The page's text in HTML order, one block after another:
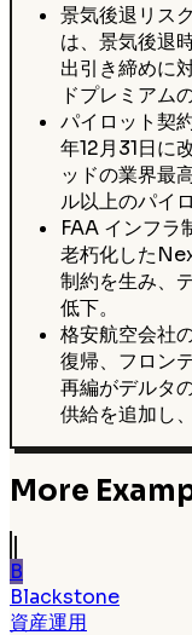
景気後退リス
は、景気後退
出引き締めに
ドプレミアム
パイロット契
年12月31日に
ッドの業界最
ル以上のパイ
FAA インフラ
老朽化した
制約を生み、
低下。
格安航空会社
復帰、フロン
再編がデルタ
供給を追加し
More
B
Blackstone
資産運用